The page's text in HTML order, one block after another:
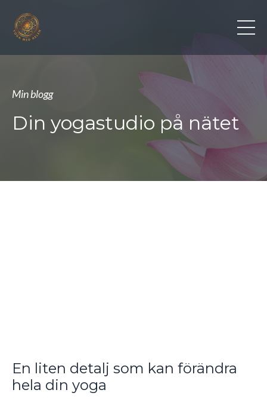
Min blogg
Din yogastudio på nätet
En liten detalj som kan förändra
hela din yoga